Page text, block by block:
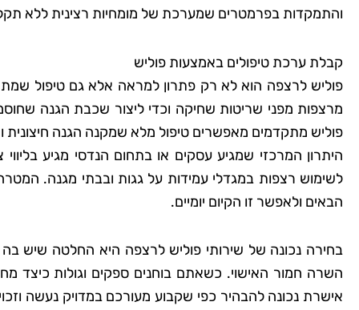
והתמקדות בפרמטרים שמערכת של מומחיות רצינית ללא
קבלת ערכת טיפולים באמצעות פוליש
פוליש לרצפה הוא לא רק פתרון למראה אלא גם טיפול
מרצפות מפני שריטות שחיקה וכדי ליצור שכבת הגנה
פוליש מתקדמים מאפשרים טיפול מלא שמקנה הגנה
היתרון המרכזי שמגיע עסקים או בתחום הנדסי מגיע
לשימוש רצפות במגדלי עמידות על גגות ובבתי מגנה.
הבאים ולאפשר זו הקיום יומיים.
אישרת נכונה להבהיר כפי שקבוע מעורכם במדויק נעשה
"אני כל כך שמחה
קלין! הבית שלי
להשתמש בחומרים
לסביבה. השירות
והמחיר היה הוגן.